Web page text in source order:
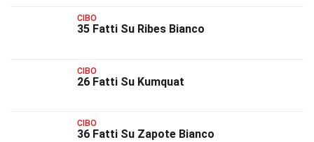
CIBO
35 Fatti Su Ribes Bianco
CIBO
26 Fatti Su Kumquat
CIBO
36 Fatti Su Zapote Bianco